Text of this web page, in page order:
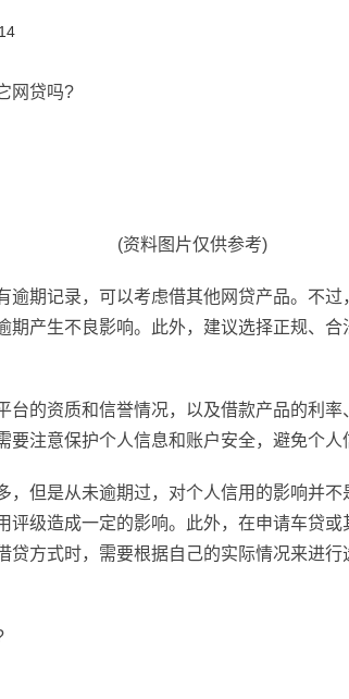
网贷吗?
(资料图片仅供参考)
逾期记录，可以考虑借其他网贷产品。不过
期产生不良影响。此外，建议选择正规、合
台的资质和信誉情况，以及借款产品的利
要注意保护个人信息和账户安全，避免个人
，但是从未逾期过，对个人信用的影响并
评级造成一定的影响。此外，在申请车贷或
贷方式时，需要根据自己的实际情况来进